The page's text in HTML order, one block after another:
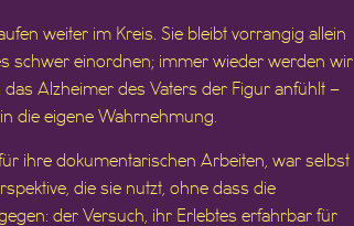
weiter im Kreis. Sie bleibt vorrangig allein
schwer einordnen; immer wieder werden wir
Alzheimer des Vaters der Figur anfühlt –
die eigene Wahrnehmung.
ihre dokumentarischen Arbeiten, war selbst
die sie nutzt, ohne dass die
der Versuch, ihr Erlebtes erfahrbar für